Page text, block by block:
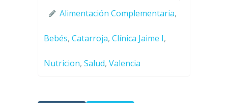
Alimentación Complementaria,
Bebés, Catarroja, Clínica Jaime I,
Nutricion, Salud, Valencia